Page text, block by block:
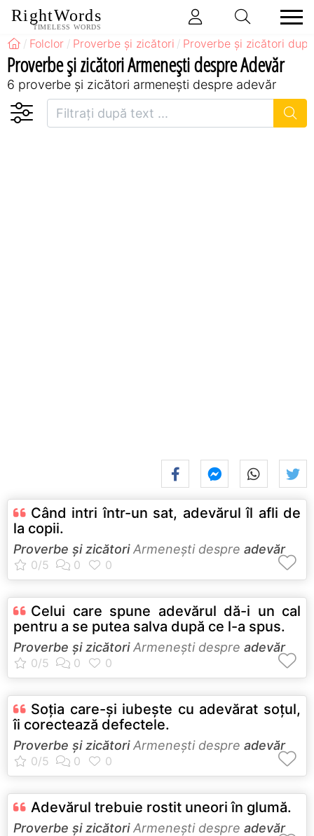
RightWords
TIMELESS WORDS
Folclor Proverbe și zicători Proverbe și zicători
Proverbe și zicători Armeneşti despre Adevăr
6 proverbe și zicători armeneşti despre adevăr
Când intri într-un sat, adevărul îl afli de
la copii.
Proverbe și zicătoriArmeneşti despre adevăr
Celui care spune adevărul dă-i un cal
pentru a se putea salva după ce l-a spus.
Proverbe și zicătoriArmeneşti despre adevăr
Soţia care-şi iubeşte cu adevărat soţul,
îi corectează defectele.
Proverbe și zicătoriArmeneşti despre adevăr
Adevărul trebuie rostit uneori în glumă.
Proverbe și zicătoriArmeneşti despre adevăr